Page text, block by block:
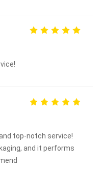
top-notch service!
and it performs